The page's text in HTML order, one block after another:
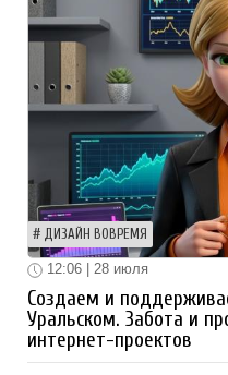
ДИЗАЙН ВОВРЕМЯ
12:06 | 28 июля
Создаем и
Уральском. Забота и
интернет-проектов